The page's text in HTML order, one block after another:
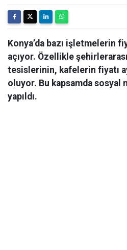
Konya’da bazı işletmelerin
açıyor. Özellikle
tesislerinin, kafelerin fiyatı
oluyor. Bu kapsamda sosyal
yapıldı.